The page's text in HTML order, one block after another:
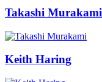
Takashi Murakami
Keith Haring